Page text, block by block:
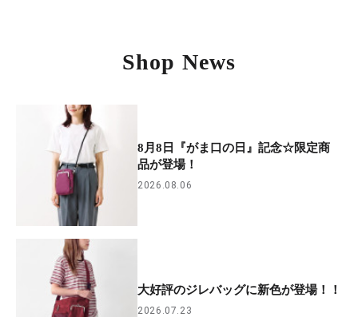
Shop News
8月8日『がま口の日』記念☆限定商
品が登場！
2026.08.06
大好評のジレバッグに新色が登場！！
2026.07.23